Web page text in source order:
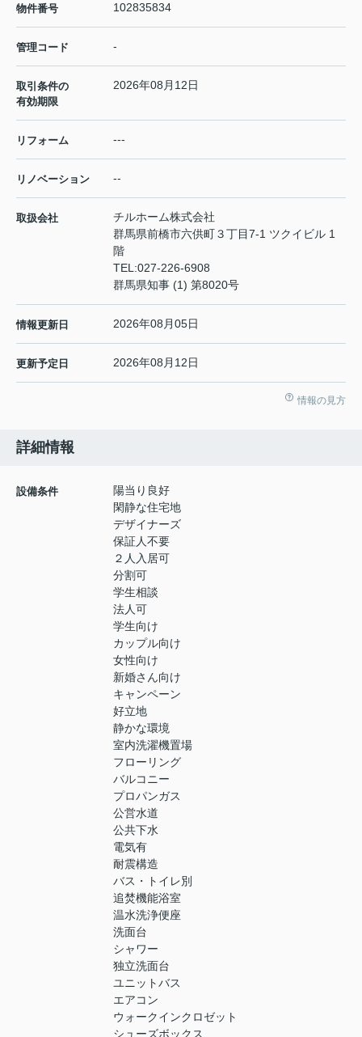
物件番号 102835834
管理コード -
取引条件の
有効期限
2026年08月12日
リフォーム ---
リノベーション --
取扱会社
チルホーム株式会社
群馬県前橋市六供町３丁目7-1 ツクイビル 1
階
TEL:027-226-6908
群馬県知事 (1) 第8020号
情報更新日 2026年08月05日
更新予定日 2026年08月12日
情報の見方
詳細情報
設備条件
陽当り良好
閑静な住宅地
デザイナーズ
保証人不要
２人入居可
分割可
学生相談
法人可
学生向け
カップル向け
女性向け
新婚さん向け
キャンペーン
好立地
静かな環境
室内洗濯機置場
フローリング
バルコニー
プロパンガス
公営水道
公共下水
電気有
耐震構造
バス・トイレ別
追焚機能浴室
温水洗浄便座
洗面台
シャワー
独立洗面台
ユニットバス
エアコン
ウォークインクロゼット
シューズボックス